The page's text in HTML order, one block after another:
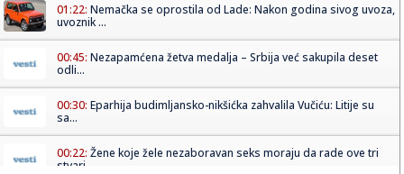
01:22: Nemačka se oprostila od Lade: Nakon godina sivog uvoza,
uvoznik ...
00:45: Nezapamćena žetva medalja – Srbija već sakupila deset
odli...
00:30: Eparhija budimljansko-nikšićka zahvalila Vučiću: Litije su
sa...
00:22: Žene koje žele nezaboravan seks moraju da rade ove tri
stvari